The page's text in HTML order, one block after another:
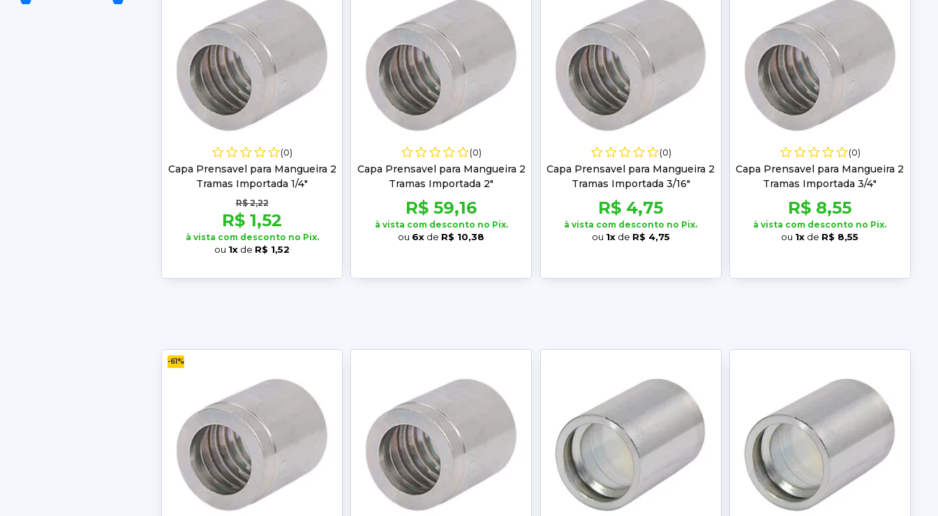
(0)
Capa Prensavel para Mangueira 2
Tramas Importada 1/4"
R$ 2,22
R$ 1,52
à vista com desconto no Pix.
ou 1x de R$ 1,52
(0)
Capa Prensavel para Mangueira 2
Tramas Importada 2"
R$ 59,16
à vista com desconto no Pix.
ou 6x de R$ 10,38
(0)
Capa Prensavel para Mangueira 2
Tramas Importada 3/16"
R$ 4,75
à vista com desconto no Pix.
ou 1xde R$ 4,75
(0)
Capa Prensavel para Mangueira 2
Tramas Importada 3/4"
R$ 8,55
à vista com desconto no Pix.
ou 1x de R$ 8,55
-61%